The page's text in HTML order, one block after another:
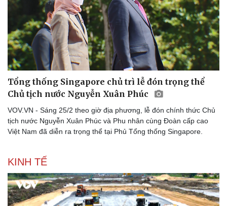
Tổng thống Singapore chủ trì lễ đón trọng thể
Chủ tịch nước Nguyễn Xuân Phúc
VOV.VN - Sáng 25/2 theo giờ địa phương, lễ đón chính thức Chủ
tịch nước Nguyễn Xuân Phúc và Phu nhân cùng Đoàn cấp cao
Việt Nam đã diễn ra trọng thể tại Phủ Tổng thống Singapore.
KINH TẾ